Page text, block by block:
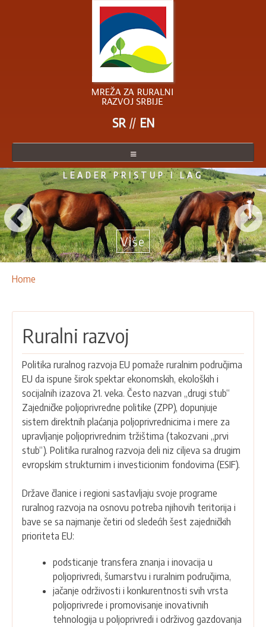
O MREŽI
ČLANICE MREŽE
POSTANITE ČLANICA
AKTUELNO
NAŠE AKTIVNOSTI
EU INTEGRACIJA
RURALNI RAZVOJ
UMREŽAVANJE
PARTNERI
KONTAKTI
SR EN
LEADER PRISTUP I LAG
Više
Breadcrumbs
You
Home
Ruralni razvoj
Politika ruralnog razvoja EU pomaže ruralnim područjima
EU da ispune širok spektar ekonomskih, ekoloških i
socijalnih izazova 21. veka. Često nazvan „drugi stub“
Zajedničke poljoprivredne politike (ZPP), dopunjuje
sistem direktnih plaćanja poljoprivrednicima i mere za
upravljanje poljoprivrednim tržištima (takozvani „prvi
stub“). Politika ruralnog razvoja deli niz ciljeva sa drugim
evropskim strukturnim i investicionim fondovima (ESIF).
Države članice i regioni sastavljaju svoje programe
ruralnog razvoja na osnovu potreba njihovih teritorija i
bave se sa najmanje četiri od sledećih šest zajedničkih
prioriteta EU:
podsticanje transfera znanja i inovacija u
poljoprivredi, šumarstvu i ruralnim područjima,
jačanje održivosti i konkurentnosti svih vrsta
poljoprivrede i promovisanje inovativnih
tehnologija u poljoprivredi i održivog gazdovanja